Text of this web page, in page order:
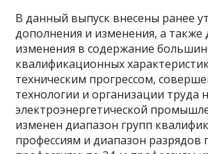
В данный выпуск внесены ранее
дополнения и изменения, а также
изменения в содержание
квалификационных
техническим прогрессом,
технологии и организации труда
электроэнергетической
изменен диапазон групп
профессиям и диапазон разрядов